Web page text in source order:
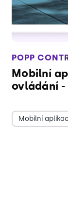
POPP
Mobilní
ovládání
Mobilní